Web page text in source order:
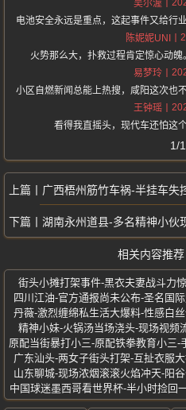
吴尔渥
电池安全永远是重点，这起事件又给行
陈妮妮UNI
火势那么大，扑救过程肯定惊心动魄
易梦玲
小区自燃新闻总能上热搜，咸阳这次也
王钟瑶
看得我直摇头，现代车还怕这
1/1
广西梧州筋竹车祸-半挂车失控横扫
湖南永州道县-多名精神小伙现场互
相关内容推
街头小摊打架事件-黑衣夫妻战斗力
四川江油-官方通报尚未公布-圣名国
丹薇-激烈缠绵私生活大爆料-性感白
精神小妹-火锅汤当场浇头-现场视频
广东汕头-两女子街头打架-互扯衣服
山东聊城-现场浓烟滚滚火焰冲天-阳
中国球迷墨西哥看世界杯-半小时捡回